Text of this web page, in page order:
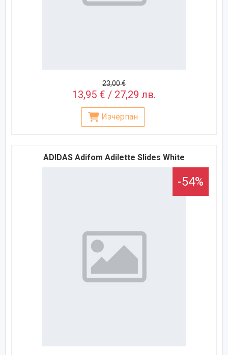
23,00 €
13,95 € / 27,29 лв.
Изчерпан
ADIDAS Аdifom Adilette Slides White
-54%